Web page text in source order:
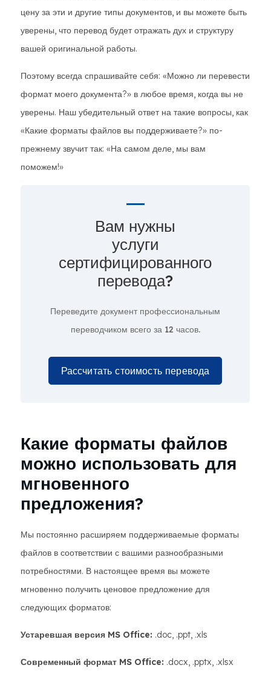
цену за эти и другие типы документов, и вы можете быть
уверены, что перевод будет отражать дух и структуру
вашей оригинальной работы.
Поэтому всегда спрашивайте себя: «Можно ли перевести
формат моего документа?» в любое время, когда вы не
уверены. Наш убедительный ответ на такие вопросы, как
«Какие форматы файлов вы поддерживаете?» по-
прежнему звучит так: «На самом деле, мы вам
поможем!»
Вам нужны
услуги
сертифицированного
перевода?
Переведите документ профессиональным
переводчиком всего за 12 часов.
Рассчитать стоимость перевода
Какие форматы файлов
можно использовать для
мгновенного
предложения?
Мы постоянно расширяем поддерживаемые форматы
файлов в соответствии с вашими разнообразными
потребностями. В настоящее время вы можете
мгновенно получить ценовое предложение для
следующих форматов:
Устаревшая версия MS Office: .doc, .ppt, .xls
Современный формат MS Office: .docx, .pptx, .xlsx